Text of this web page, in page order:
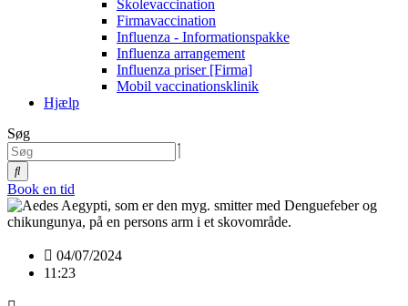
Skolevaccination
Firmavaccination
Influenza - Informationspakke
Influenza arrangement
Influenza priser [Firma]
Mobil vaccinationsklinik
Hjælp
Søg
Book en tid
04/07/2024
11:23